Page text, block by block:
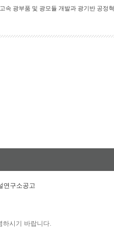
속 광부품 및 광모듈 개발과 광기반 공정
연구소공고
하시기 바랍니다.